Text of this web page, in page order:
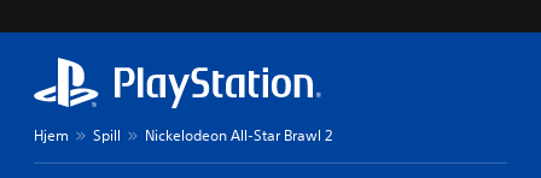
Hjem Spill Nickelodeon All-Star Brawl 2